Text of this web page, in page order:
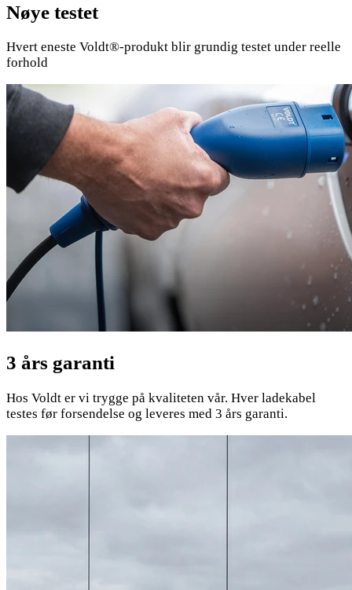
Nøye testet
Hvert eneste Voldt®-produkt blir grundig testet under reelle
forhold
3 års garanti
Hos Voldt er vi trygge på kvaliteten vår. Hver ladekabel
testes før forsendelse og leveres med 3 års garanti.